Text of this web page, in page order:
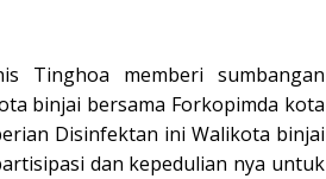
Tinghoa memberi sumbangan
binjai bersama Forkopimda kota
Disinfektan ini Walikota binjai
dan kepedulian nya untuk